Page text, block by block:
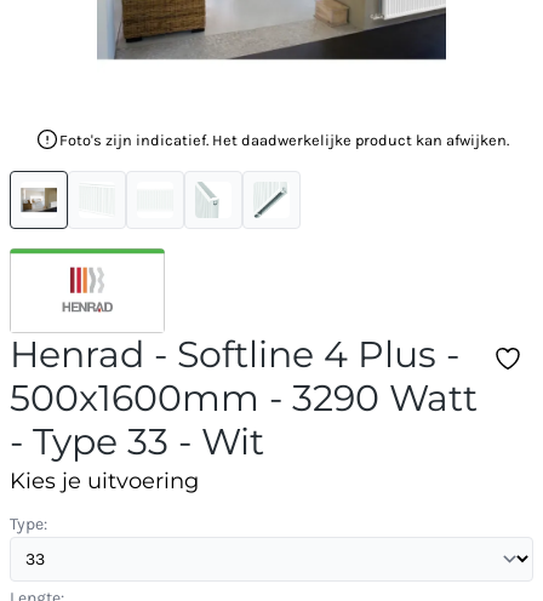
Foto's zijn indicatief. Het daadwerkelijke product kan afwijken.
Henrad - Softline 4 Plus -
500x1600mm - 3290 Watt
- Type 33 - Wit
Kies je uitvoering
Type: